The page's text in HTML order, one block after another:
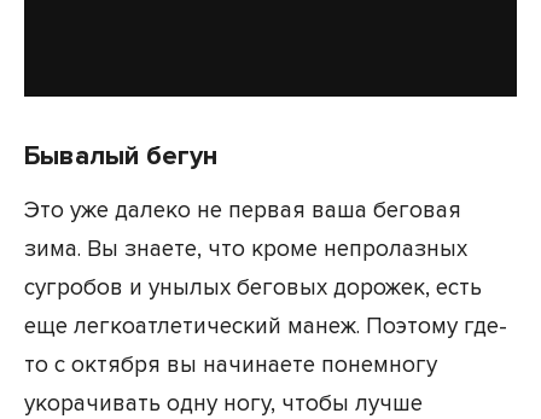
Бывалый бегун
Это уже далеко не первая ваша беговая
зима. Вы знаете, что кроме непролазных
сугробов и унылых беговых дорожек, есть
еще легкоатлетический манеж. Поэтому где-
то с октября вы начинаете понемногу
укорачивать одну ногу, чтобы лучше